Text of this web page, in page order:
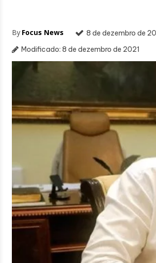
By Focus News
8 de dezembro de
Modificado: 8 de dezembro de 2021